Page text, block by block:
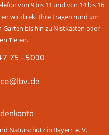
von 9 bis 11 und von 14 bis 16
wir direkt Ihre Fragen rund um
bis hin zu Nistkästen oder
Tieren.
75 - 5000
Naturschutz in Bayern e. V.